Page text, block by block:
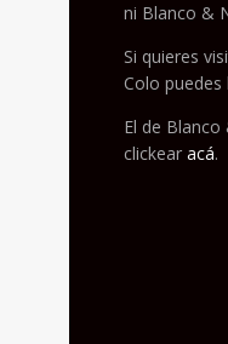
ni Blanco &
Si quieres
Colo puedes
El de Blanco
clickear acá.